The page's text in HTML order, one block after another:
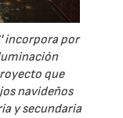
incorpora por
que
navideños
y secundaria